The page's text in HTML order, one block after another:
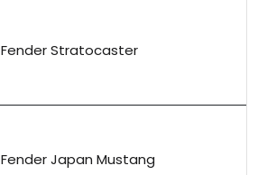
Fender Stratocaster
Fender Japan Mustang